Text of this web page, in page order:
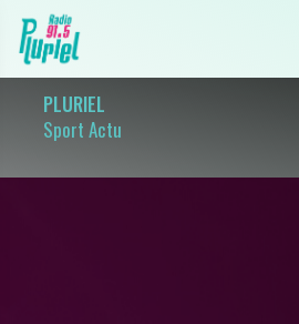
PLURIEL
Sport Actu